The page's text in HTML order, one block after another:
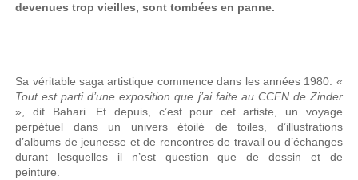
devenues trop vieilles, sont tombées en panne.
Sa véritable saga artistique commence dans les années 1980. «
Tout est parti d’une exposition que j’ai faite au CCFN de Zinder
», dit Bahari. Et depuis, c’est pour cet artiste, un voyage
perpétuel dans un univers étoilé de toiles, d’illustrations
d’albums de jeunesse et de rencontres de travail ou d’échanges
durant lesquelles il n’est question que de dessin et de
peinture.